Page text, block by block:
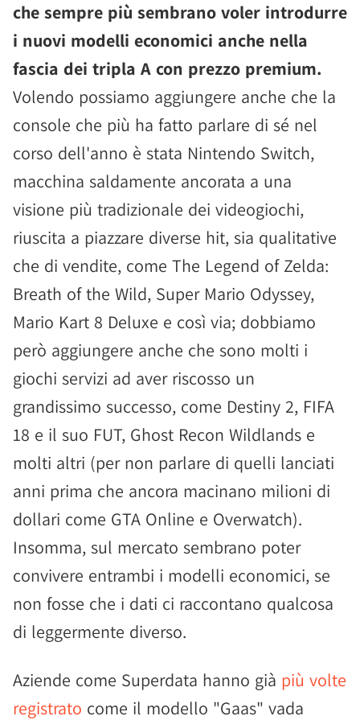
che sempre più sembrano voler introdurre
i nuovi modelli economici anche nella
fascia dei tripla A con prezzo premium.
Volendo possiamo aggiungere anche che la
console che più ha fatto parlare di sé nel
corso dell'anno è stata Nintendo Switch,
macchina saldamente ancorata a una
visione più tradizionale dei videogiochi,
riuscita a piazzare diverse hit, sia qualitative
che di vendite, come The Legend of Zelda:
Breath of the Wild, Super Mario Odyssey,
Mario Kart 8 Deluxe e così via; dobbiamo
però aggiungere anche che sono molti i
giochi servizi ad aver riscosso un
grandissimo successo, come Destiny 2, FIFA
18 e il suo FUT, Ghost Recon Wildlands e
molti altri (per non parlare di quelli lanciati
anni prima che ancora macinano milioni di
dollari come GTA Online e Overwatch).
Insomma, sul mercato sembrano poter
convivere entrambi i modelli economici, se
non fosse che i dati ci raccontano qualcosa
di leggermente diverso.
Aziende come Superdata hanno già più volte
registrato come il modello "Gaas" vada